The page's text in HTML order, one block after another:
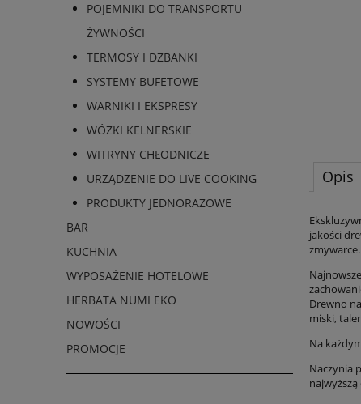
POJEMNIKI DO TRANSPORTU
ŻYWNOŚCI
TERMOSY I DZBANKI
SYSTEMY BUFETOWE
WARNIKI I EKSPRESY
WÓZKI KELNERSKIE
WITRYNY CHŁODNICZE
URZĄDZENIE DO LIVE COOKING
PRODUKTY JEDNORAZOWE
BAR
KUCHNIA
WYPOSAŻENIE HOTELOWE
HERBATA NUMI EKO
NOWOŚCI
PROMOCJE
Opis
jakości
zmywarce.
Drewno
miski,
Na
Naczynia